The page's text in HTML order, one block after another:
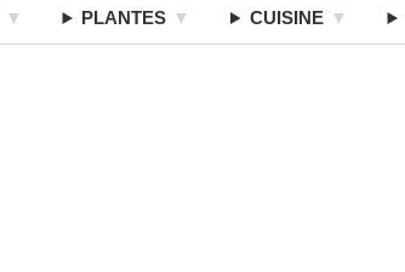
PLANTES CUISINE